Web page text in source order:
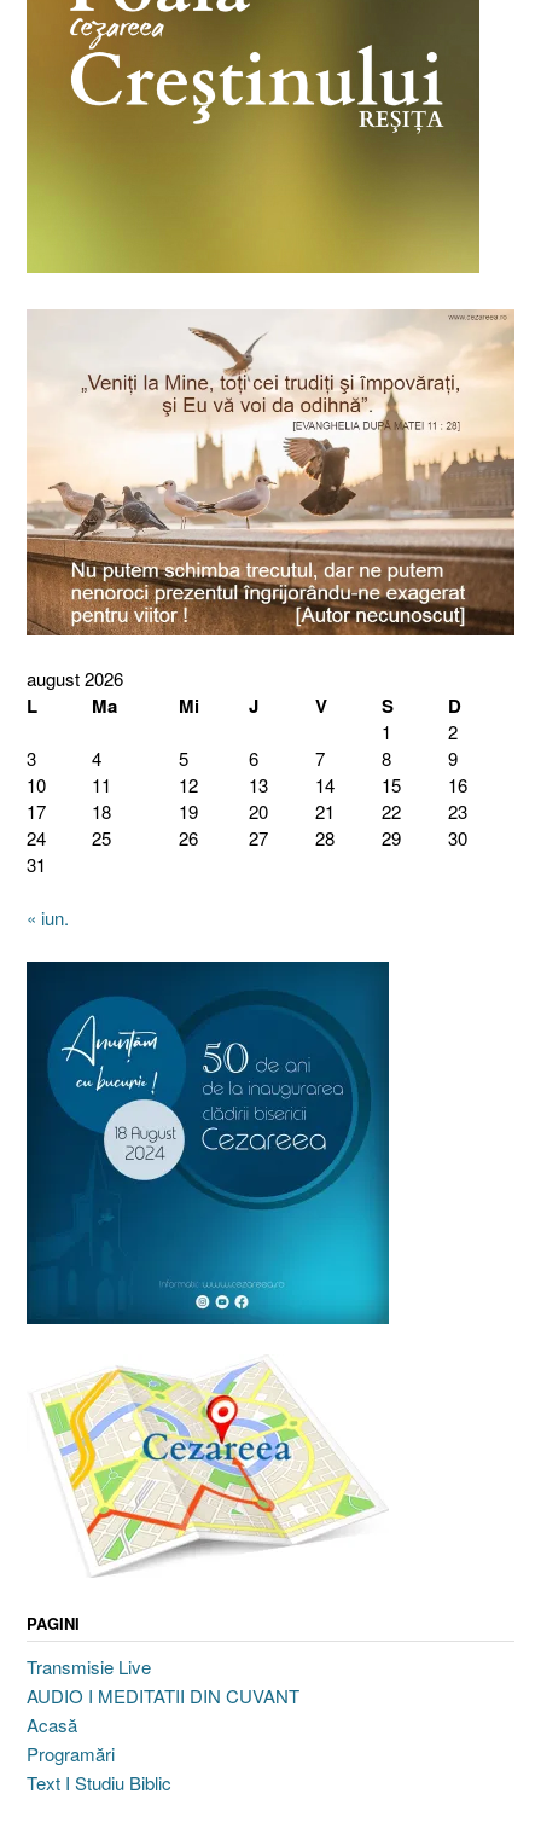
august 2026
L Ma Mi J V S D
1
2
3
4 5 6 7 8
9
10
11 12 13 14 15
16
17
18 19 20 21 22
23
24
25 26 27 28 29
30
31
« iun.
PAGINI
Transmisie Live
AUDIO I MEDITATII DIN CUVANT
Acasă
Programări
Text I Studiu Biblic